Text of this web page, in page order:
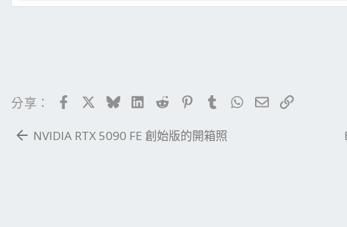
分享： FacebookBlueskyLinkedIn
RedditPinterestTumblrWhatsApp
電子郵件
連結
NVIDIA RTX 5090 FE 創始版的開箱照